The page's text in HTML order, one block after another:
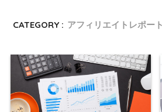
CATEGORY : アフィリエイトレポート